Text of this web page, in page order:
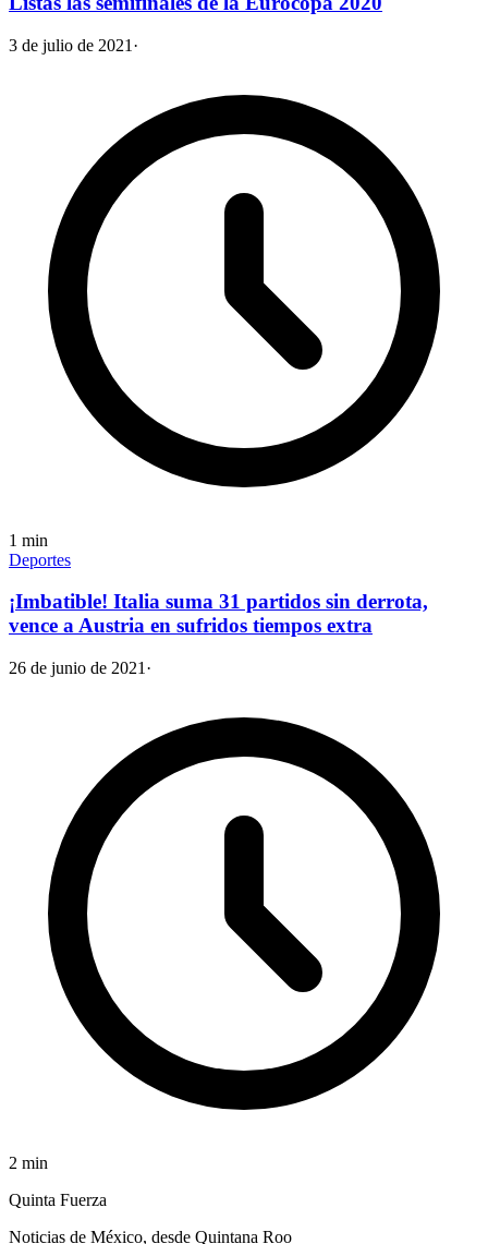
3 de julio de 2021 ·
1 min
Deportes
¡Imbatible! Italia suma 31 partidos sin derrota,
vence a Austria en sufridos tiempos extra
26 de junio de 2021 ·
2 min
Quinta Fuerza
Noticias de México, desde Quintana Roo